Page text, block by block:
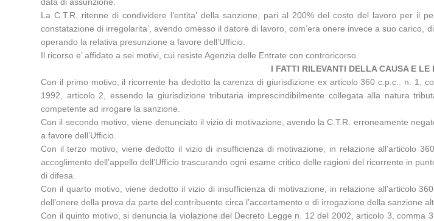
La C.T.R. ritenne di condividere l’entita’ della sanzione, pari al 200% del costo del lavoro per il
constatazione di irregolarita’, avendo omesso il datore di lavoro, com’era onere invece a suo
operando la relativa presunzione a favore dell’Ufficio.
Il ricorso e’ affidato a sei motivi, cui resiste Agenzia delle Entrate con controricorso.
I FATTI RILEVANTI DELLA CAUSA E LE
Con il primo motivo, il ricorrente ha dedotto la carenza di giurisdizione ex articolo 360 c.p.c.. n. 1,
1992, articolo 2, essendo la giurisdizione tributaria imprescindibilmente collegata alla natura
competente ad irrogare la sanzione.
Con il secondo motivo, viene denunciato il vizio di motivazione, avendo la C.T.R. erroneamente
a favore dell’Ufficio.
Con il terzo motivo, viene dedotto il vizio di insufficienza di motivazione, in relazione all’articolo
accoglimento dell’appello dell’Ufficio trascurando ogni esame critico delle ragioni del ricorrente in
di difesa.
Con il quarto motivo, viene dedotto il vizio di insufficienza di motivazione, in relazione all’articolo
dell’onere della prova da parte del contribuente circa l’accertamento e di irrogazione della sanzione
Con il quinto motivo, si denuncia la violazione del Decreto Legge n. 12 del 2002, articolo 3, comma